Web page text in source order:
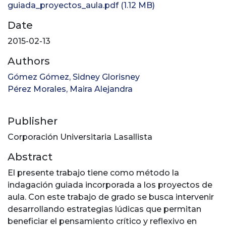
guiada_proyectos_aula.pdf(1.12 MB)
Date
2015-02-13
Authors
Gómez Gómez, Sidney Glorisney
Pérez Morales, Maira Alejandra
Publisher
Corporación Universitaria Lasallista
Abstract
El presente trabajo tiene como método la
indagación guiada incorporada a los proyectos de
aula. Con este trabajo de grado se busca intervenir
desarrollando estrategias lúdicas que permitan
beneficiar el pensamiento crítico y reflexivo en